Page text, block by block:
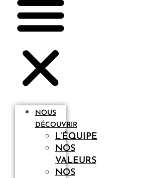
NOUS
DÉCOUVRIR
L’ÉQUIPE
NOS
VALEURS
NOS